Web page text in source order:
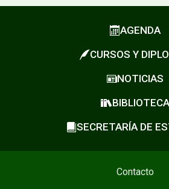
AGENDA
CURSOS Y
NOTICIAS
BIBLIOTECA
SECRETARÍA DE
Contacto